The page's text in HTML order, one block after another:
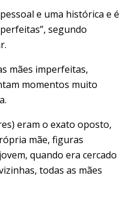
e uma histórica e é
segundo
mães imperfeitas,
momentos muito
eram o exato oposto,
mãe, figuras
quando era cercado
todas as mães